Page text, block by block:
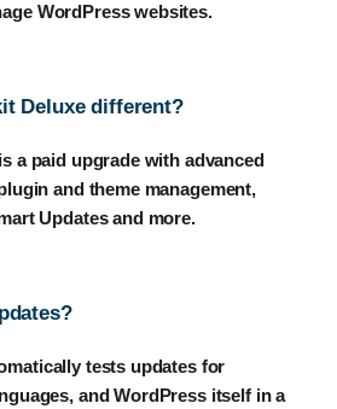
WordPress websites.
Deluxe different?
a paid upgrade with advanced
and theme management,
Updates and more.
tests updates for
and WordPress itself in a